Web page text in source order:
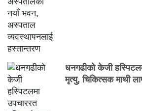
धनगढीको केजी
मृत्यु, चिकित्सक माथी